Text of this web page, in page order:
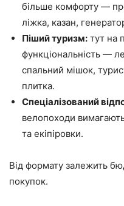
більше комфорту —
ліжка, казан,
Піший туризм: тут на
функціональність —
спальний мішок,
плитка.
Спеціалізований
велопоходи
та екіпіровки.
Від формату залежить
покупок.